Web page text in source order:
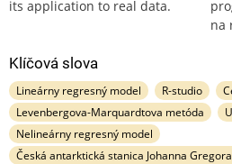
its application to real data.
na
Klíčová slova
Lineárny regresný model R-studio
Levenbergova-Marquardtova metóda
Nelineárny regresný model
Česká antarktická stanica Johanna